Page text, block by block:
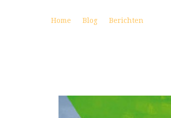
Home Blog Berichten